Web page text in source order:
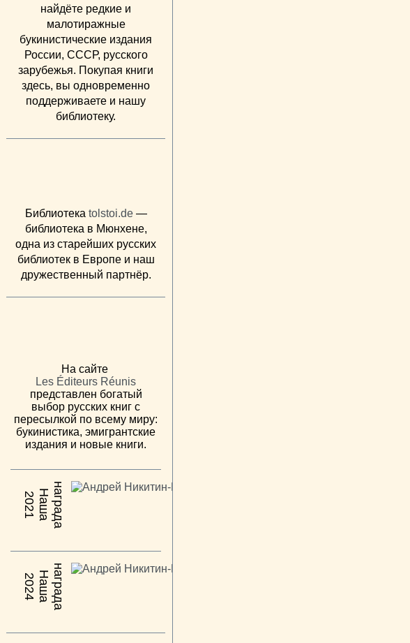
найдёте редкие и
малотиражные
букинистические издания
России, СССР, русского
зарубежья. Покупая книги
здесь, вы одновременно
поддерживаете и нашу
библиотеку.
Библиотека tolstoi.de—
библиотека в Мюнхене,
одна из старейших русских
библиотек в Европе и наш
дружественный партнёр.
На сайте
Les Éditeurs Réunis
представлен богатый
выбор русских книг с
пересылкой по всему миру:
букинистика, эмигрантские
издания и новые книги.
2021 Н
а
ш
ан
а
г
р
а
да
2024 Н
а
ш
ан
а
г
р
а
да